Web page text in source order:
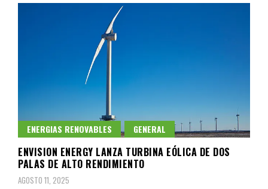
ENERGIAS RENOVABLES GENERAL
ENVISION ENERGY LANZA TURBINA EÓLICA DE DOS
PALAS DE ALTO RENDIMIENTO
AGOSTO 11, 2025